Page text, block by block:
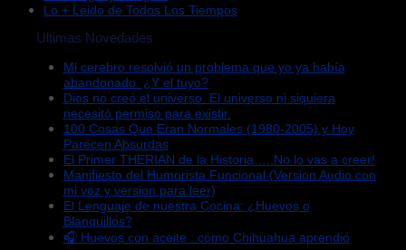
Lo + Leido de Todos Los Tiempos
Ultimas Novedades
Mi cerebro resolvió un problema que yo ya había
abandonado. ¿Y el tuyo?
Dios no creó el universo. El universo ni siquiera
necesitó permiso para existir.
100 Cosas Que Eran Normales (1980-2005) y Hoy
Parecen Absurdas
El Primer THERIAN de la Historia…..No lo vas a creer!
Manifiesto del Humorista Funcional (Version Audio con
mi voz y version para leer)
El Lenguaje de nuestra Cocina: ¿Huevos o
Blanquillos?
🎧 Huevos con aceite : cómo Chihuahua aprendió